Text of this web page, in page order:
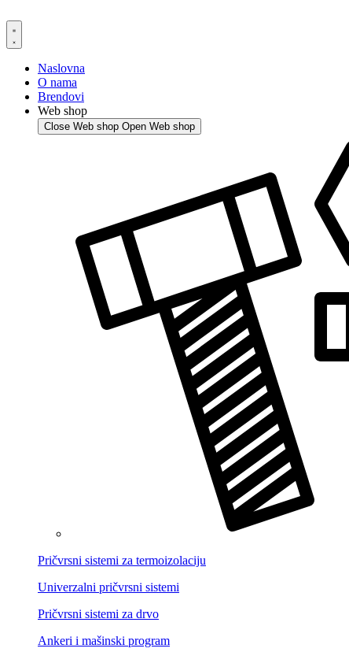
to
content
Naslovna
O nama
Brendovi
Web shop
Close Web shop Open Web shop
Pričvrsni sistemi za termoizolaciju
Univerzalni pričvrsni sistemi
Pričvrsni sistemi za drvo
Ankeri i mašinski program